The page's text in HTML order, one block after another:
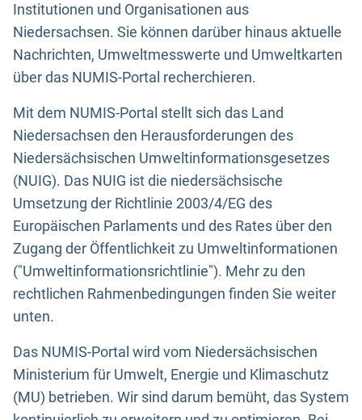
Institutionen und Organisationen aus
Niedersachsen. Sie können darüber hinaus aktuelle
Nachrichten, Umweltmesswerte und Umweltkarten
über das NUMIS-Portal recherchieren.
Mit dem NUMIS-Portal stellt sich das Land
Niedersachsen den Herausforderungen des
Niedersächsischen Umweltinformationsgesetzes
(NUIG). Das NUIG ist die niedersächsische
Umsetzung der Richtlinie 2003/4/EG des
Europäischen Parlaments und des Rates über den
Zugang der Öffentlichkeit zu Umweltinformationen
("Umweltinformationsrichtlinie"). Mehr zu den
rechtlichen Rahmenbedingungen finden Sie weiter
unten.
Das NUMIS-Portal wird vom Niedersächsischen
Ministerium für Umwelt, Energie und Klimaschutz
(MU) betrieben. Wir sind darum bemüht, das System